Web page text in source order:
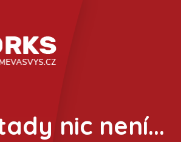
nic není...